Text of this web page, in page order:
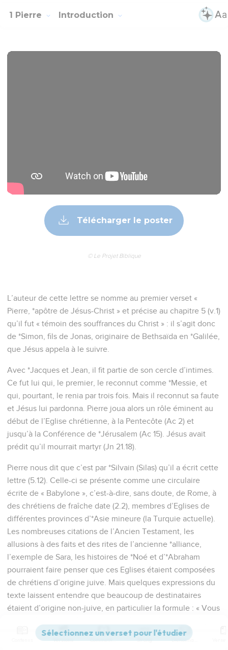
1 Pierre Introduction
Télécharger le poster
© Le Projet Biblique
L’auteur de cette lettre se nomme au premier verset «
Pierre, *apôtre de Jésus-Christ » et précise au chapitre 5 (v.1)
qu’il fut « témoin des souffrances du Christ » : il s’agit donc
de *Simon, fils de Jonas, originaire de Bethsaïda en *Galilée,
que Jésus appela à le suivre.
Avec *Jacques et Jean, il fit partie de son cercle d’intimes.
Ce fut lui qui, le premier, le reconnut comme *Messie, et
qui, pourtant, le renia par trois fois. Mais il reconnut sa faute
et Jésus lui pardonna. Pierre joua alors un rôle éminent au
début de l’Eglise chrétienne, à la Pentecôte (Ac 2) et
jusqu’à la Conférence de *Jérusalem (Ac 15). Jésus avait
prédit qu’il mourrait martyr (Jn 21.18).
Pierre nous dit que c’est par *Silvain (Silas) qu’il a écrit cette
lettre (5.12). Celle-ci se présente comme une circulaire
écrite de « Babylone », c’est-à-dire, sans doute, de Rome, à
des chrétiens de fraîche date (2.2), membres d’Eglises de
différentes provinces d’*Asie mineure (la Turquie actuelle).
Les nombreuses citations de l’Ancien Testament, les
allusions à des faits et des rites de l’ancienne *alliance,
l’exemple de Sara, les histoires de *Noé et d’*Abraham
pourraient faire penser que ces Eglises étaient composées
de chrétiens d’origine juive. Mais quelques expressions du
texte laissent entendre que beaucoup de destinataires
étaient d’origine non-juive, en particulier la formule : « Vous
Le but de la lettre ressort clairement du contenu ; l’apôtre
Versions Commentaires Strong